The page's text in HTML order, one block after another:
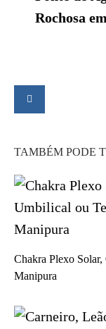
Rochosa
TAMBÉM PODE
Chakra Plexo
Manipura